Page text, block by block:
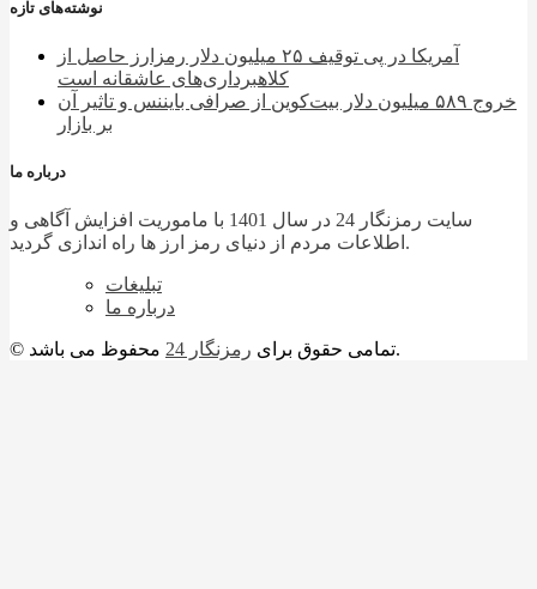
نوشته‌های تازه
آمریکا در پی توقیف ۲۵ میلیون دلار رمزارز حاصل از
کلاهبرداری‌های عاشقانه است
خروج ۵۸۹ میلیون دلار بیت‌کوین از صرافی بایننس و تاثیر آن
بر بازار
درباره ما
سایت رمزنگار 24 در سال 1401 با ماموریت افزایش آگاهی و
اطلاعات مردم از دنیای رمز ارز ها راه اندازی گردید.
تبلیغات
درباره ما
© تمامی حقوق برای رمزنگار 24 محفوظ می باشد.